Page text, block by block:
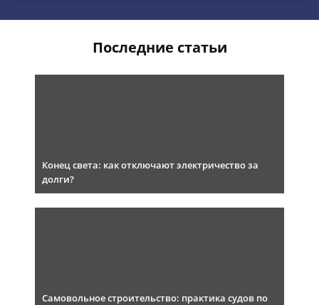
Последние статьи
Конец света: как отключают электричество за
долги?
Самовольное строительство: практика судов по